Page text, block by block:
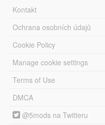
Kontakt
Ochrana osobních údajů
Cookie Policy
Manage cookie settings
Terms of Use
DMCA
@5mods na Twitteru